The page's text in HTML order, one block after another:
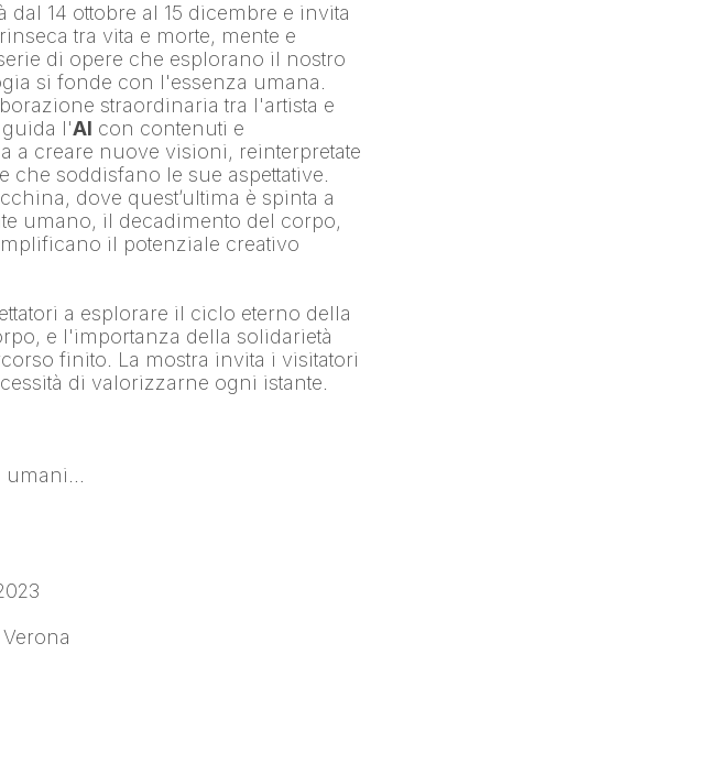
dal 14 ottobre al 15 dicembre e invita
tra vita e morte, mente e
di opere che esplorano il nostro
si fonde con l'essenza umana.
straordinaria tra l'artista e
guida l'AI con contenuti e
a creare nuove visioni, reinterpretate
soddisfano le sue aspettative.
dove quest’ultima è spinta a
umano, il decadimento del corpo,
il potenziale creativo
a esplorare il ciclo eterno della
e l'importanza della solidarietà
finito. La mostra invita i visitatori
di valorizzarne ogni istante.